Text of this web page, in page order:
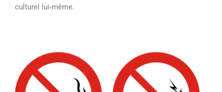
culturel lui-même.